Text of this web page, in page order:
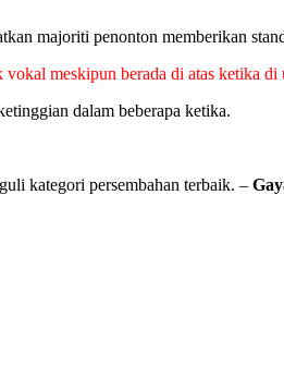
majoriti penonton memberikan
meskipun berada di atas ketika di
dalam beberapa ketika.
kategori persembahan terbaik. –